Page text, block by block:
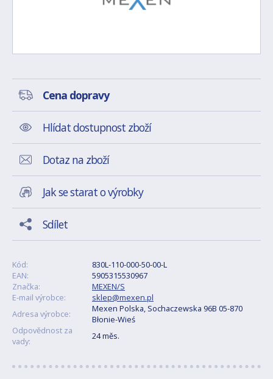
Cena dopravy
Hlídat dostupnost zboží
Dotaz na zboží
Jak se starat o výrobky
Sdílet
Kód:
830L-110-000-50-00-L
EAN:
5905315530967
Značka:
MEXEN/S
E-mail výrobce:
sklep@mexen.pl
Adresa výrobce:
Mexen Polska, Sochaczewska 96B 05-870
Błonie-Wieś
Odpovědnost za
vady:
24 měs.